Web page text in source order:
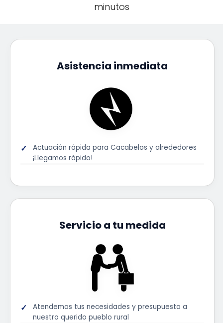
minutos
Asistencia inmediata
Actuación rápida para Cacabelos y alrededores
¡Llegamos rápido!
Servicio a tu medida
Atendemos tus necesidades y presupuesto a
nuestro querido pueblo rural